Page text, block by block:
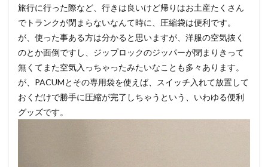
旅行に行った際など、行きは良いけど帰りはお土産たくさん
でトランクが閉まらないなんて時に、圧縮袋は便利です。
が、使った事ある方は分かると思いますが、洋服の空気抜く
のとか面倒ですし、ジップロックのジッパーが閉まりきって
無くてまた空気入っちゃったみたいなことも多々あります。
が、PACUMとその専用袋を使えば、スイッチ入れて放置して
おくだけで勝手に圧縮が完了しちゃうという、いわゆる便利
グッズです。